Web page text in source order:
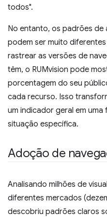
todos".
No entanto, os padrões de
podem ser muito
rastrear as versões de
têm, o RUMvision pode
porcentagem do seu
cada recurso. Isso
um indicador geral em
situação específica.
Adoção de
Analisando milhões de
diferentes mercados
descobriu padrões claros